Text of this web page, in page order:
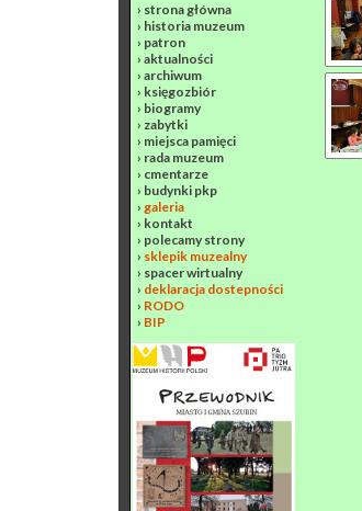
› strona główna
› historia muzeum
› patron
› aktualności
› archiwum
› księgozbiór
› biogramy
› zabytki
› miejsca pamięci
› rada muzeum
› cmentarze
› budynki pkp
› galeria
› kontakt
› polecamy strony
› sklepik muzealny
› spacer wirtualny
› deklaracja dostepności
› RODO
› BIP